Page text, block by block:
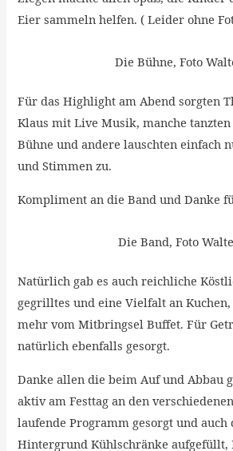
Eier sammeln helfen. ( Leider ohne
Die Bühne, Foto
Für das Highlight am Abend sorgten
Klaus mit Live Musik, manche
Bühne und andere lauschten einfach
und Stimmen zu.
Kompliment an die Band und Danke
Die Band, Foto
Natürlich gab es auch reichliche
gegrilltes und eine Vielfalt an Kuchen,
mehr vom Mitbringsel Buffet. Für
natürlich ebenfalls gesorgt.
Danke allen die beim Auf und Abbau
aktiv am Festtag an den
laufende Programm gesorgt und
Hintergrund Kühlschränke aufgefüllt,